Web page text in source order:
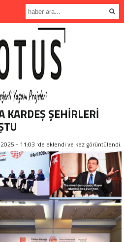
ŞEHİRLERİ
- 11:03 'de eklendi ve kez görüntülendi.